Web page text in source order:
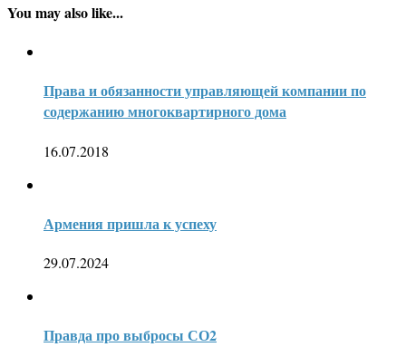
You may also like...
Права и обязанности управляющей компании по
содержанию многоквартирного дома
16.07.2018
Армения пришла к успеху
29.07.2024
Правда про выбросы СО2